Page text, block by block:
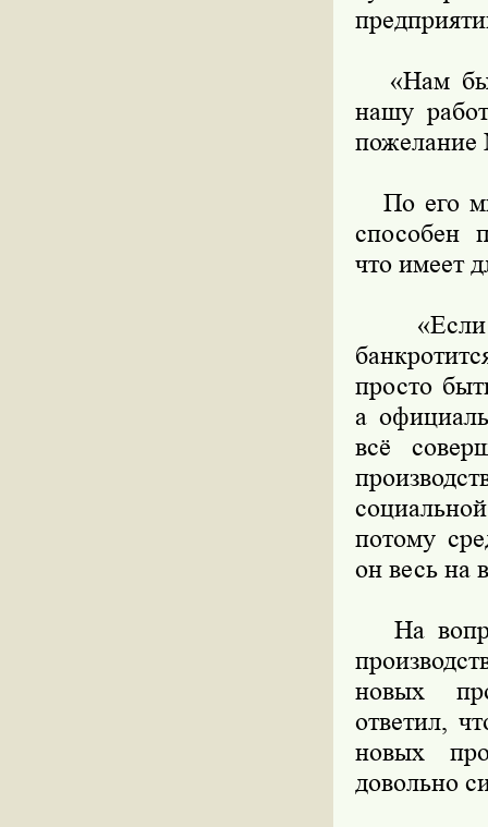
«Нам бы
нашу
По его
способен
что имеет
«Если
просто
а
всё
потому
он весь на
На
новых
ответил,
новых
довольно